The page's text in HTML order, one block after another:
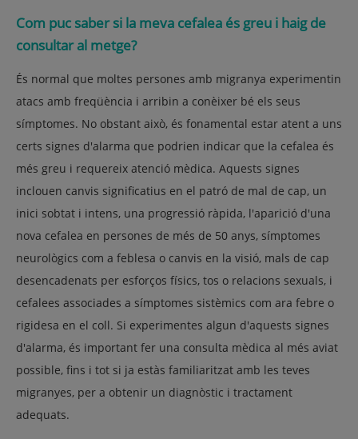
Com puc saber si la meva cefalea és greu i haig de
consultar al metge?
És normal que moltes persones amb migranya experimentin
atacs amb freqüència i arribin a conèixer bé els seus
símptomes. No obstant això, és fonamental estar atent a uns
certs signes d'alarma que podrien indicar que la cefalea és
més greu i requereix atenció mèdica. Aquests signes
inclouen canvis significatius en el patró de mal de cap, un
inici sobtat i intens, una progressió ràpida, l'aparició d'una
nova cefalea en persones de més de 50 anys, símptomes
neurològics com a feblesa o canvis en la visió, mals de cap
desencadenats per esforços físics, tos o relacions sexuals, i
cefalees associades a símptomes sistèmics com ara febre o
rigidesa en el coll. Si experimentes algun d'aquests signes
d'alarma, és important fer una consulta mèdica al més aviat
possible, fins i tot si ja estàs familiaritzat amb les teves
migranyes, per a obtenir un diagnòstic i tractament
adequats.